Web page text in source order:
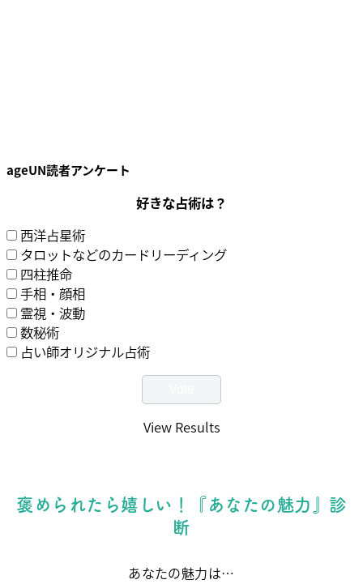
ageUN読者アンケート
好きな占術は？
西洋占星術
タロットなどのカードリーディング
四柱推命
手相・顔相
霊視・波動
数秘術
占い師オリジナル占術
View Results
褒められたら嬉しい！『あなたの魅力』診
断
あなたの魅力は…